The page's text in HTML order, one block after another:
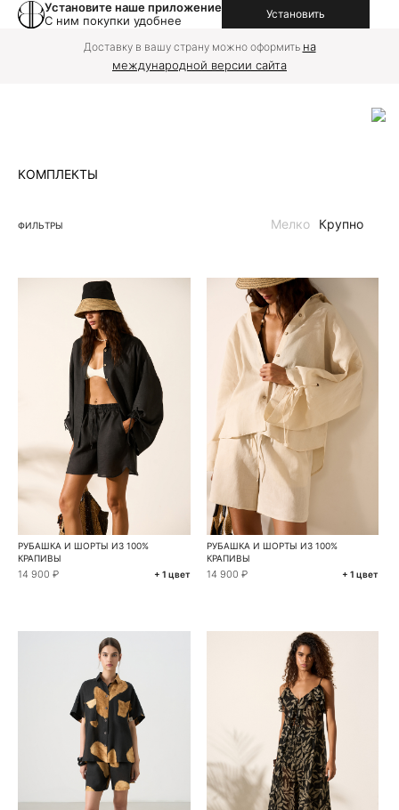
Установите наше приложение
С ним покупки удобнее
Установить
Доставку в вашу страну можно оформить на
международной версии сайта
КОМПЛЕКТЫ
ФИЛЬТРЫ Мелко Крупно
РУБАШКА И ШОРТЫ ИЗ 100%
КРАПИВЫ
14 900 ₽ + 1 цвет
РУБАШКА И ШОРТЫ ИЗ 100%
КРАПИВЫ
14 900 ₽ + 1 цвет